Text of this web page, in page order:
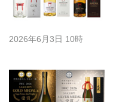
2026年6月3日 10時